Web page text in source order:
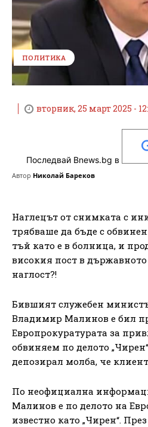
ПОЛИТИКА
вторник, 25 март 2025 -
Последвай Bnews.bg в
Автор Николай Бареков
Наглецът от снимката с
трябваше да бъде с
тъй като е в болница, и
високия пост в
наглост?!
Бившият служебен
Владимир Малинов е бил
Европрокуратурата за
обвиняем по делото
депозирал молба, че
По неофициална
Малинов е по делото на
известно като „Чирен“.